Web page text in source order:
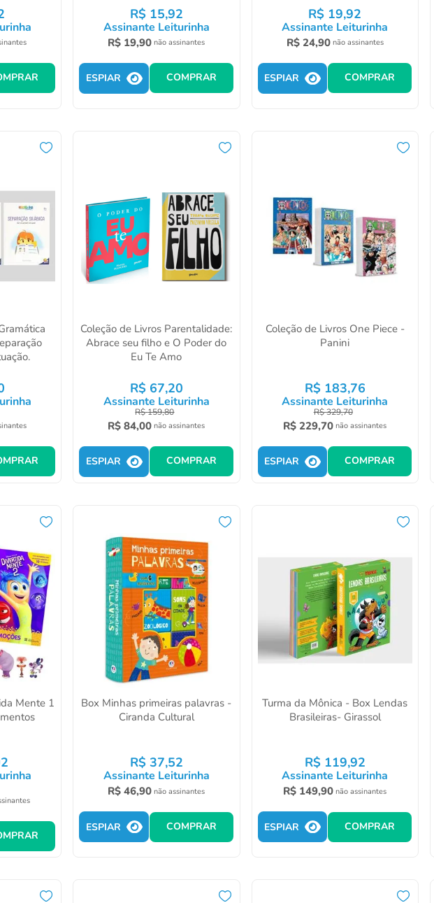
R$ 15,92
Assinante Leiturinha
R$ 19,90 não assinantes
ESPIAR COMPRAR
R$ 19,92
Assinante Leiturinha
R$ 24,90 não assinantes
ESPIAR COMPRAR
Coleção de Livros Parentalidade:
Abrace seu filho e O Poder do
Eu Te Amo
R$ 67,20
Assinante Leiturinha
R$159,80
R$ 84,00 não assinantes
ESPIAR COMPRAR
Coleção de Livros One Piece -
Panini
R$ 183,76
Assinante Leiturinha
R$329,70
R$ 229,70 não assinantes
ESPIAR COMPRAR
Mente 1
Box Minhas primeiras palavras -
Ciranda Cultural
R$ 37,52
Assinante Leiturinha
R$ 46,90 não assinantes
ESPIAR COMPRAR
Turma da Mônica - Box Lendas
Brasileiras- Girassol
R$ 119,92
Assinante Leiturinha
R$ 149,90 não assinantes
ESPIAR COMPRAR